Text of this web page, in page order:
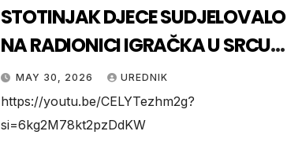
STOTINJAK DJECE SUDJELOVALO
NA RADIONICI IGRAČKA U SRCU
NA TJEDNU HRVATA IZVAN RH
MAY 30, 2026 UREDNIK
https://youtu.be/CELYTezhm2g?
si=6kg2M78kt2pzDdKW